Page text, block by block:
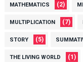
MATHEMATICS (2)
MULTIPLICATION (7)
STORY (5)
THE LIVING WORLD (1)